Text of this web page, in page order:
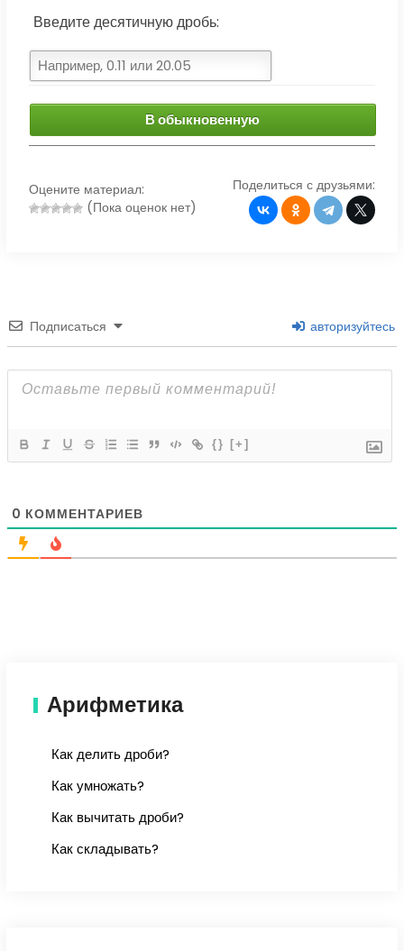
Введите десятичную дробь:
В обыкновенную
Оцените материал:
(Пока оценок нет)
Поделиться с друзьями:
Подписаться авторизуйтесь
{} [+]
0 КОММЕНТАРИЕВ
Арифметика
Как делить дроби?
Как умножать?
Как вычитать дроби?
Как складывать?